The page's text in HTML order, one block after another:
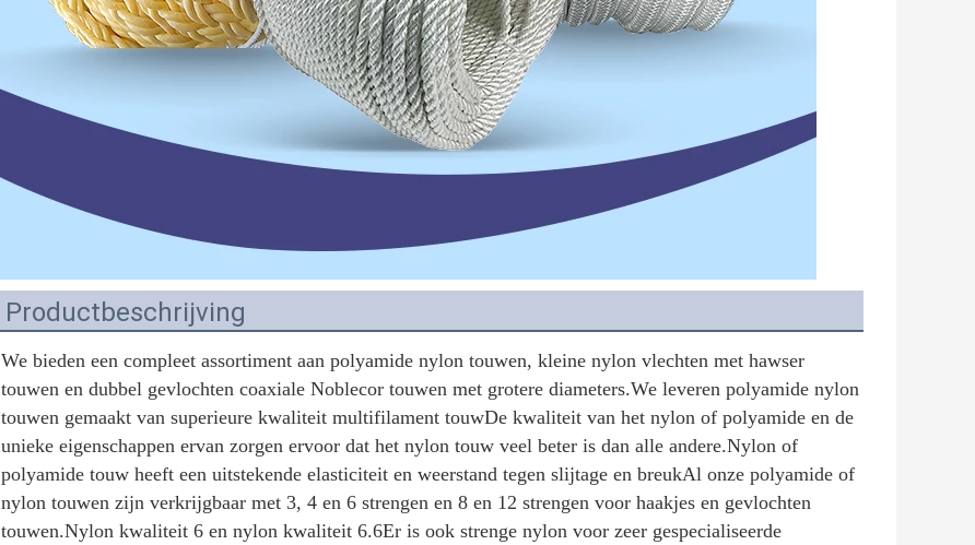
Productbeschrijving
We bieden een compleet assortiment aan polyamide nylon touwen, kleine nylon vlechten met hawser
touwen en dubbel gevlochten coaxiale Noblecor touwen met grotere diameters.We leveren polyamide nylon
touwen gemaakt van superieure kwaliteit multifilament touwDe kwaliteit van het nylon of polyamide en de
unieke eigenschappen ervan zorgen ervoor dat het nylon touw veel beter is dan alle andere.Nylon of
polyamide touw heeft een uitstekende elasticiteit en weerstand tegen slijtage en breukAl onze polyamide of
nylon touwen zijn verkrijgbaar met 3, 4 en 6 strengen en 8 en 12 strengen voor haakjes en gevlochten
touwen.Nylon kwaliteit 6 en nylon kwaliteit 6.6Er is ook strenge nylon voor zeer gespecialiseerde